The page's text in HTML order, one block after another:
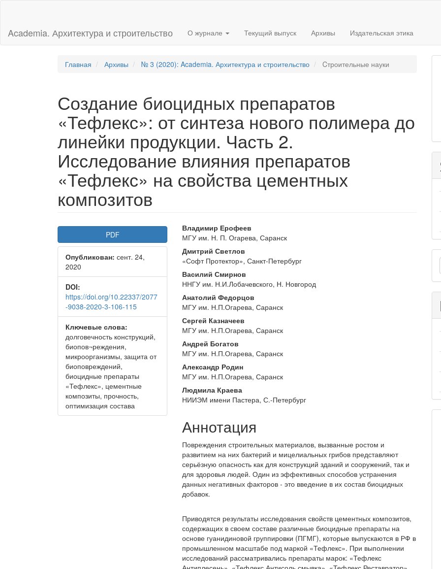
Основное
содержимое
Academia. Архитектура и строительство О журнале Текущий выпуск Архивы Издательская этика
Главная Архивы № 3 (2020): Academia. Архитектура и строительство Cтроительные науки
Создание биоцидных препаратов
«Тефлекс»: от синтеза нового полимера до
линейки продукции. Часть 2.
Исследование влияния препаратов
«Тефлекс» на свойства цементных
композитов
Боковая
панель
статьи
PDF
Опубликован: сент. 24,
2020
DOI:
https://doi.org/10.22337/2077
-9038-2020-3-106-115
Ключевые слова:
долговечность конструкций,
биопов¬реждения,
микроорганизмы, защита от
биоповреждений,
биоцидные препараты
«Тефлекс», цементные
композиты, прочность,
оптимизация состава
Основное
содержимое
статьи
Владимир Ерофеев
МГУ им. Н. П. Огарева, Саранск
Дмитрий Светлов
«Софт Протектор», Санкт-Петербург
Василий Смирнов
ННГУ им. Н.И.Лобачевского, Н. Новгород
Анатолий Федорцов
МГУ им. Н.П.Огарева, Саранск
Сергей Казначеев
МГУ им. Н.П.Огарева, Саранск
Андрей Богатов
МГУ им. Н.П.Огарева, Саранск
Александр Родин
МГУ им. Н.П.Огарева, Саранск
Людмила Краева
НИИЭМ имени Пастера, С.-Петербург
Аннотация
Повреждения строительных материалов, вызванные ро­стом и
развитием на них бактерий и мицелиальных грибов представляют
серьёзную опасность как для конструкций зданий и сооружений, так и
для здоровья людей. Один из эффективных способов устранения
данных негативных фак­торов - это введение в их состав биоцидных
добавок.
Приводятся результаты исследования свойств цементных композитов,
содержащих в своем составе различные био­цидные препараты на
основе гуанидиновой группировки (ПГМГ), которые выпускаются в РФ в
промышленном масштабе под маркой «Тефлекс». При выполнении
исследований рас­сматривались препараты марок: «Тефлекс